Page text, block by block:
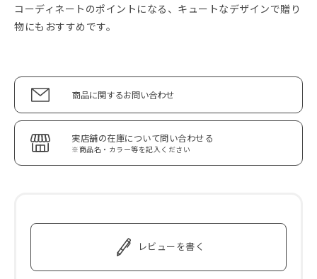
コーディネートのポイントになる、キュートなデザインで贈り
物にもおすすめです。
商品に関するお問い合わせ
実店舗の在庫について問い合わせる
※商品名・カラー等を記入ください
レビューを書く